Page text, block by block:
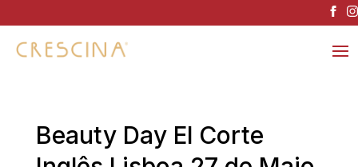
Beauty Day El Corte